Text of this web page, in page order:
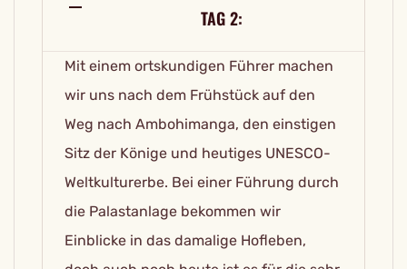
TAG 2:
Mit einem ortskundigen Führer machen
wir uns nach dem Frühstück auf den
Weg nach Ambohimanga, den einstigen
Sitz der Könige und heutiges UNESCO-
Weltkulturerbe. Bei einer Führung durch
die Palastanlage bekommen wir
Einblicke in das damalige Hofleben,